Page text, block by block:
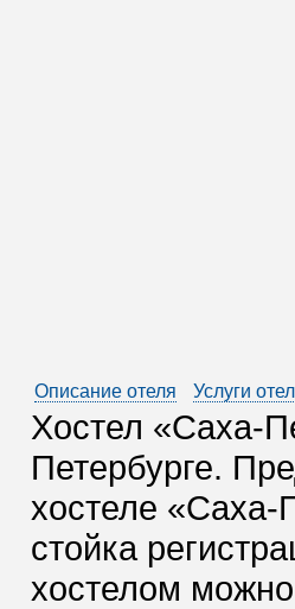
Описание отеля Услуги
Хостел «Саха-
Петербурге.
хостеле «Саха-
стойка
хостелом